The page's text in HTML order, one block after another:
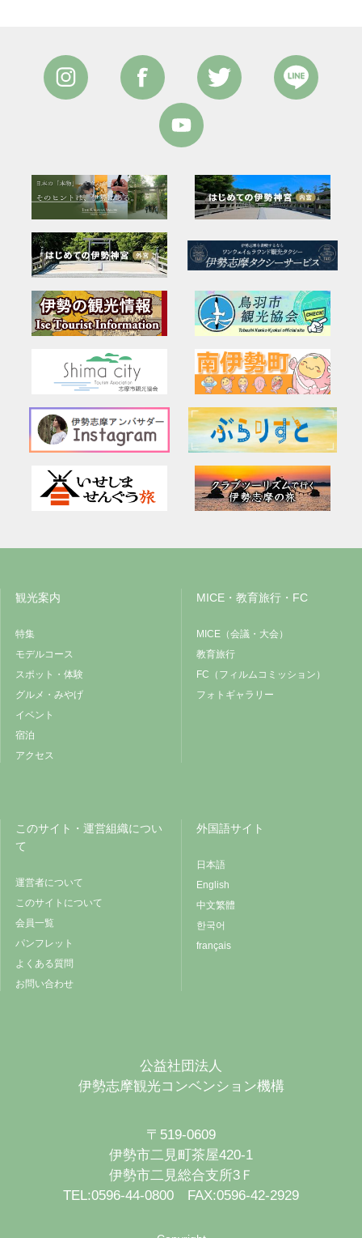
観光案内
特集
モデルコース
スポット・体験
グルメ・みやげ
イベント
宿泊
アクセス
MICE・教育旅行・FC
MICE（会議・大会）
教育旅行
FC（フィルムコミッション）
フォトギャラリー
このサイト・運営組織につい
て
運営者について
このサイトについて
会員一覧
パンフレット
よくある質問
お問い合わせ
外国語サイト
日本語
English
中文繁體
한국어
français
公益社団法人
伊勢志摩観光コンベンション機構
〒519-0609
伊勢市二見町茶屋420-1
伊勢市二見総合支所3Ｆ
TEL:0596-44-0800 FAX:0596-42-2929